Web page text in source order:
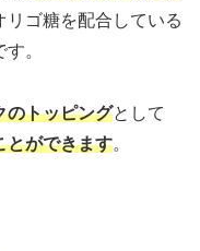
ゴ糖を配合している
す。
のトッピングとして
とができます。